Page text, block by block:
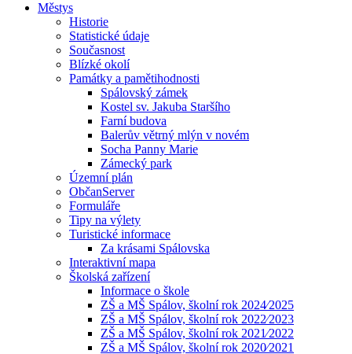
Městys
Historie
Statistické údaje
Současnost
Blízké okolí
Památky a pamětihodnosti
Spálovský zámek
Kostel sv. Jakuba Staršího
Farní budova
Balerův větrný mlýn v novém
Socha Panny Marie
Zámecký park
Územní plán
ObčanServer
Formuláře
Tipy na výlety
Turistické informace
Za krásami Spálovska
Interaktivní mapa
Školská zařízení
Informace o škole
ZŠ a MŠ Spálov, školní rok 2024⁄2025
ZŠ a MŠ Spálov, školní rok 2022⁄2023
ZŠ a MŠ Spálov, školní rok 2021⁄2022
ZŠ a MŠ Spálov, školní rok 2020⁄2021